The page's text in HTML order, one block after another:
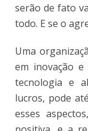
serão de fato
todo. E se o
Uma
em inovação
tecnologia e
lucros, pode
esses